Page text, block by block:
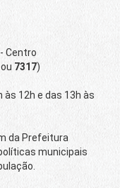
Centro
ou 7317)
às 12h e das 13h às
da Prefeitura
municipais